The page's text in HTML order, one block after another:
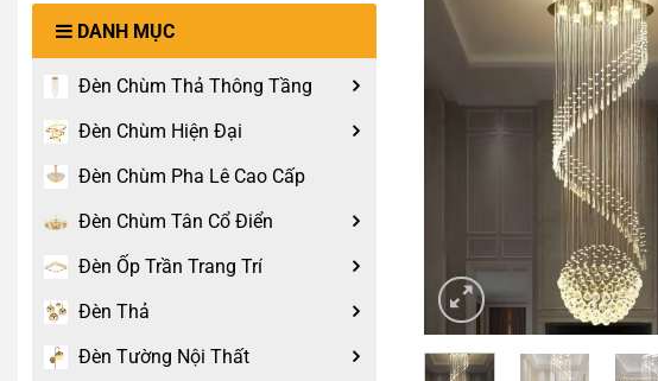
DANH MỤC
Đèn Chùm Thả Thông Tầng
Đèn Chùm Hiện Đại
Đèn Chùm Pha Lê Cao Cấp
Đèn Chùm Tân Cổ Điển
Đèn Ốp Trần Trang Trí
Đèn Thả
Đèn Tường Nội Thất